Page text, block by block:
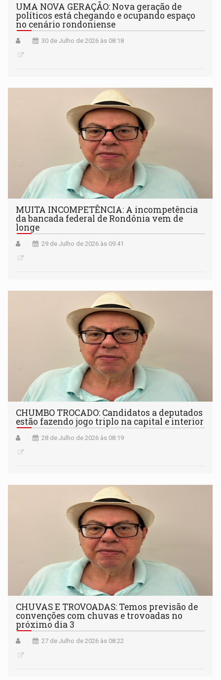
UMA NOVA GERAÇÃO: Nova geração de
políticos está chegando e ocupando espaço
no cenário rondoniense
30 de Julho de 2026 às 08:18
MUITA INCOMPETÊNCIA: A incompetência
da bancada federal de Rondônia vem de
longe
29 de Julho de 2026 às 09:41
CHUMBO TROCADO: Candidatos a deputados
estão fazendo jogo triplo na capital e interior
28 de Julho de 2026 às 08:19
CHUVAS E TROVOADAS: Temos previsão de
convenções com chuvas e trovoadas no
próximo dia 3
27 de Julho de 2026 às 08:22